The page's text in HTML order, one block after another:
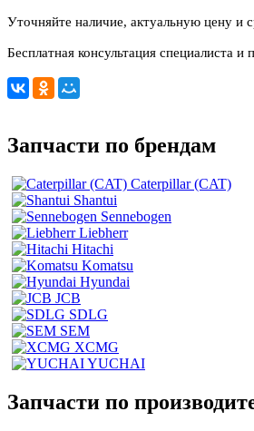
Уточняйте наличие, актуальную цену и
Бесплатная консультация специалиста
Запчасти по брендам
Caterpillar (CAT)
Shantui
Sennebogen
Liebherr
Hitachi
Komatsu
Hyundai
JCB
SDLG
SEM
XCMG
YUCHAI
Запчасти по